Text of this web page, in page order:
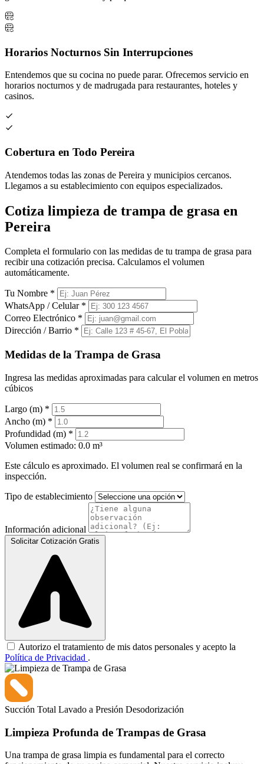
Horarios Nocturnos Sin Interrupciones
Entendemos que su cocina no puede parar. Ofrecemos servicio en
horarios nocturnos y de madrugada para restaurantes, hoteles y
casinos.
Cobertura en Todo Pereira
Atendemos todas las zonas de Pereira y municipios cercanos.
Llegamos a su establecimiento con equipos especializados.
Cotiza limpieza de trampa de grasa en
Pereira
Completa el formulario con las medidas de tu trampa de grasa para
recibir una cotización precisa. Calculamos el volumen
automáticamente.
Tu Nombre *
WhatsApp / Celular *
Correo Electrónico *
Dirección / Barrio *
Medidas de la Trampa de Grasa
Ingresa las medidas aproximadas para calcular el volumen en metros
cúbicos
Largo (m) *
Ancho (m) *
Profundidad (m) *
Volumen estimado: 0.0 m³
Este cálculo es aproximado. El volumen real se confirmará en la
inspección.
Tipo de establecimiento
Información adicional
Solicitar Cotización Gratis
Autorizo el tratamiento de mis datos personales y acepto la
Política de Privacidad .
Succión Total Lavado a Presión Desodorización
Limpieza Profunda de Trampas de Grasa
Una trampa de grasa limpia es fundamental para el correcto